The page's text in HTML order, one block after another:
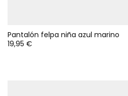
Pantalón felpa niña azul marino
19,95 €